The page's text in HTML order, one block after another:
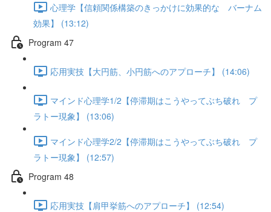
心理学【信頼関係構築のきっかけに効果的な バーナム
効果】 (13:12)
Program 47
応用実技【大円筋、小円筋へのアプローチ】 (14:06)
マインド心理学1/2【停滞期はこうやってぶち破れ プ
ラトー現象】 (13:06)
マインド心理学2/2【停滞期はこうやってぶち破れ プ
ラトー現象】 (12:57)
Program 48
応用実技【肩甲挙筋へのアプローチ】 (12:54)